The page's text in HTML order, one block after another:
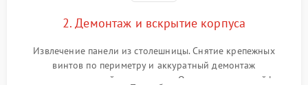
2. Демонтаж и вскрытие корпуса
Извлечение панели из столешницы. Снятие крепежных
винтов по периметру и аккуратный демонтаж
стеклокерамической поверхности. Отсоединение шлейфов